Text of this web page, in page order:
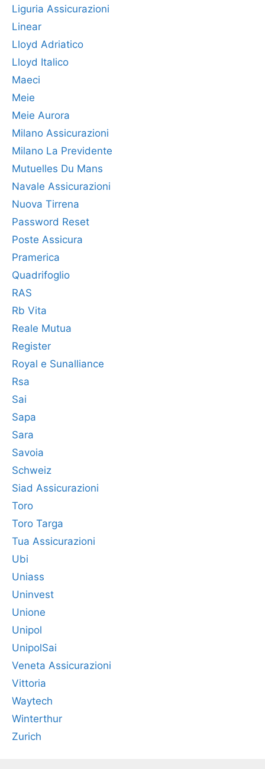
Liguria Assicurazioni
Linear
Lloyd Adriatico
Lloyd Italico
Maeci
Meie
Meie Aurora
Milano Assicurazioni
Milano La Previdente
Mutuelles Du Mans
Navale Assicurazioni
Nuova Tirrena
Password Reset
Poste Assicura
Pramerica
Quadrifoglio
RAS
Rb Vita
Reale Mutua
Register
Royal e Sunalliance
Rsa
Sai
Sapa
Sara
Savoia
Schweiz
Siad Assicurazioni
Toro
Toro Targa
Tua Assicurazioni
Ubi
Uniass
Uninvest
Unione
Unipol
UnipolSai
Veneta Assicurazioni
Vittoria
Waytech
Winterthur
Zurich